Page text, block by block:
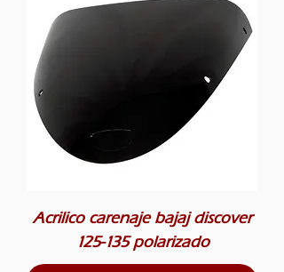
Acrilico carenaje bajaj discover
125-135 polarizado